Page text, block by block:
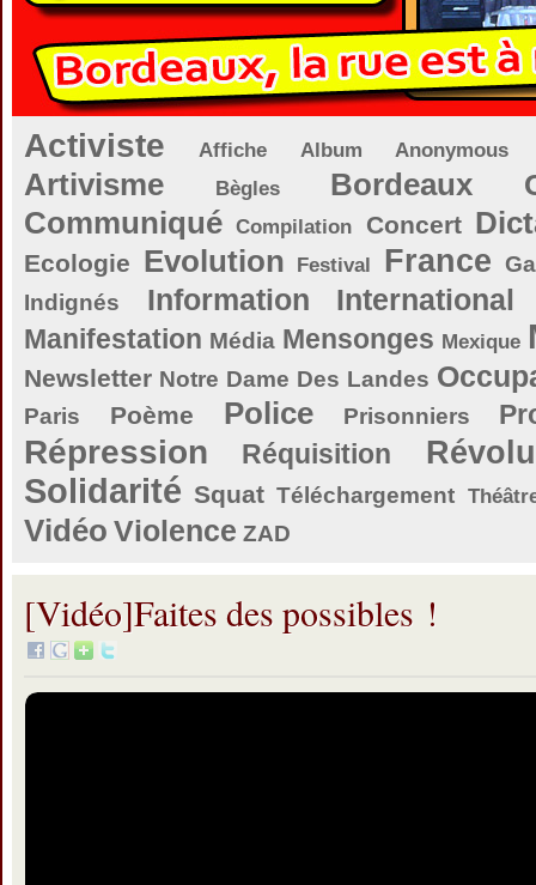
Activiste Affiche Album Anonymous
Artivisme Bègles Bordeaux
Communiqué Compilation Concert
Ecologie Evolution Festival France
Indignés
Information International
Manifestation Média Mensonges Mexique
Newsletter Notre Dame Des Landes
Paris Poème Police Prisonniers
Répression Réquisition
Solidarité Squat Téléchargement
Vidéo Violence ZAD
[Vidéo]Faites des possibles !